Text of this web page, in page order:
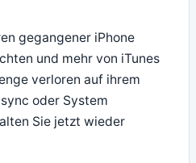
gegangener iPhone
und mehr von iTunes
verloren auf ihrem
oder System
Sie jetzt wieder